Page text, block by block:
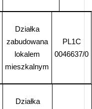
Działka
zabudowana
lokalem
mieszkalnym
PL1C
0046637/0
Działka